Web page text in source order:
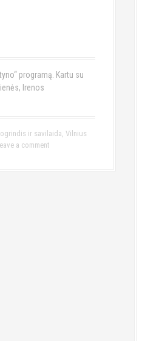
programą. Kartu su
Irenos
ir savilaida, Vilnius
a comment